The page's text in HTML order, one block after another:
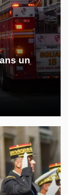
un